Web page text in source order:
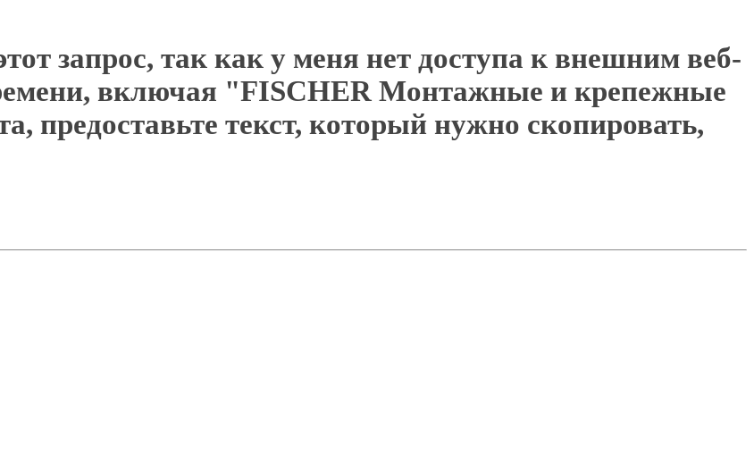
запрос, так как у меня нет доступа к внешним веб-
включая "FISCHER Монтажные и крепежные
предоставьте текст, который нужно скопировать,